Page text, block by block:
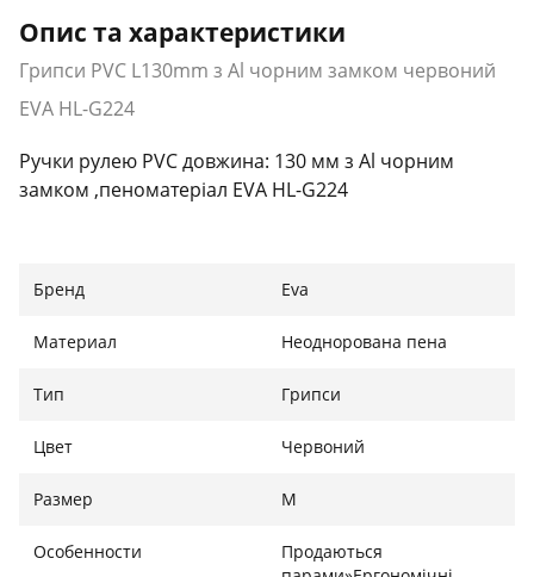
Опис та характеристики
Грипси PVC L130mm з Al чорним замком червоний
EVA HL-G224
Ручки рулею PVC довжина: 130 мм з Al чорним
замком ,пеноматеріал EVA HL-G224
Бренд Eva
Материал Неоднорована пена
Тип Грипси
Цвет Червоний
Размер М
Особенности
Продаються